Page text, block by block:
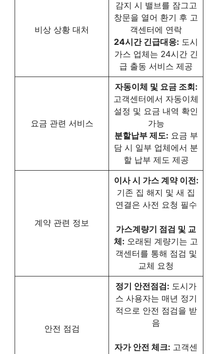
비상 상황 대처
감지 시 밸브를 잠그고
창문을 열어 환기 후 고
객센터에 연락
24시간 긴급대응: 도시
가스 업체는 24시간 긴
급 출동 서비스 제공
요금 관련 서비스
자동이체 및 요금 조회:
고객센터에서 자동이체
설정 및 요금 내역 확인
가능
분할납부 제도: 요금 부
담 시 일부 업체에서 분
할 납부 제도 제공
계약 관련 정보
이사 시 가스 계약 이전:
기존 집 해지 및 새 집
연결은 사전 요청 필수
가스계량기 점검 및 교
체: 오래된 계량기는 고
객센터를 통해 점검 및
교체 요청
안전 점검
정기 안전점검: 도시가
스 사용자는 매년 정기
적으로 안전 점검을 받
음
자가 안전 체크: 고객센